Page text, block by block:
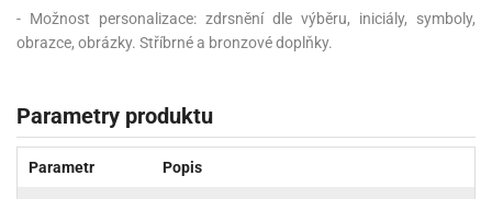
- Možnost personalizace: zdrsnění dle výběru, iniciály, symboly,
obrazce, obrázky. Stříbrné a bronzové doplňky.
Parametry produktu
Parametr Popis